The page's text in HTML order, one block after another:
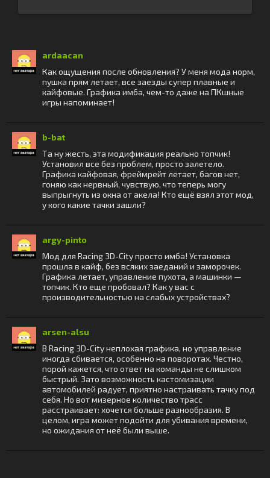
ardaacan
Как ощущения после обновления? У меня мода норм,
пушка прям летает, все заезды супер плавные и
кайфовые. Графика имба, чем-то даже на ПКшные
игры напоминает!
b-bat
Та ну жесть, эта модификация реально топчик!
Установил все без проблем, просто залетело.
Графика кайфовая, фреймрейт летает, багов нет,
гоняю как нервный, чувствую, что теперь могу
выпрыгнуть из окна от акела! Кто ещё взял этот мод,
у кого какие тачки зашли?
argy-pinto
Мод для Racing 3D-City просто имба! Установка
прошла в кайф, без всяких заеданий и заморочек.
Графика летает, управление пухота, а машинки —
топчик. Кто еще пробовал? Как у вас с
производительностью на слабых устройствах?
arsen-alsu
В Racing 3D-City неплохая графика, но управление
иногда сбивается, особенно на поворотах. Честно,
порой кажется, что ответ на команды не слишком
быстрый. Зато возможность кастомизации
автомобилей радует, приятно настраивать тачку под
себя. Но вот мизерное количество трасс
расстраивает: хочется больше разнообразия. В
целом, игра может подойти для убивания времени,
но ожидания от неё были выше.